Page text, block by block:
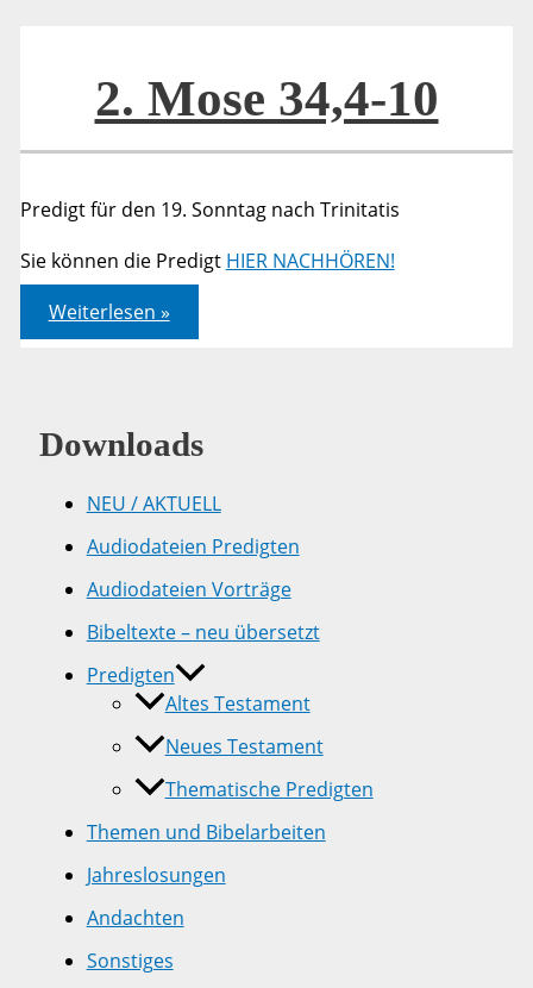
2. Mose 34,4-10
Predigt für den 19. Sonntag nach Trinitatis
Sie können die Predigt HIER NACHHÖREN!
2.
Mose
34,4-
Weiterlesen »
Downloads
NEU / AKTUELL
Audiodateien Predigten
Audiodateien Vorträge
Bibeltexte – neu übersetzt
Predigten
Altes Testament
Neues Testament
Thematische Predigten
Themen und Bibelarbeiten
Jahreslosungen
Andachten
Sonstiges